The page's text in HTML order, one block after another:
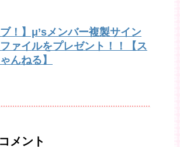
ブ！】μ’sメンバー複製サイン
ァイルをプレゼント！！【ス
んねる】
メント